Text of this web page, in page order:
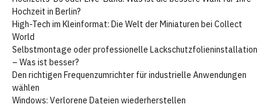
Hochzeit in Berlin?
High-Tech im Kleinformat: Die Welt der Miniaturen bei Collect
World
Selbstmontage oder professionelle Lackschutzfolieninstallation
– Was ist besser?
Den richtigen Frequenzumrichter für industrielle Anwendungen
wählen
Windows: Verlorene Dateien wiederherstellen